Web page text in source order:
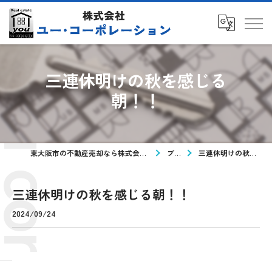
三連休明けの秋を感じる
朝！！
東大阪市の不動産売却なら株式会社ユー・コーポレーション ブログ 三連休明けの秋を感じる朝！！
三連休明けの秋を感じる朝！！
2024/09/24